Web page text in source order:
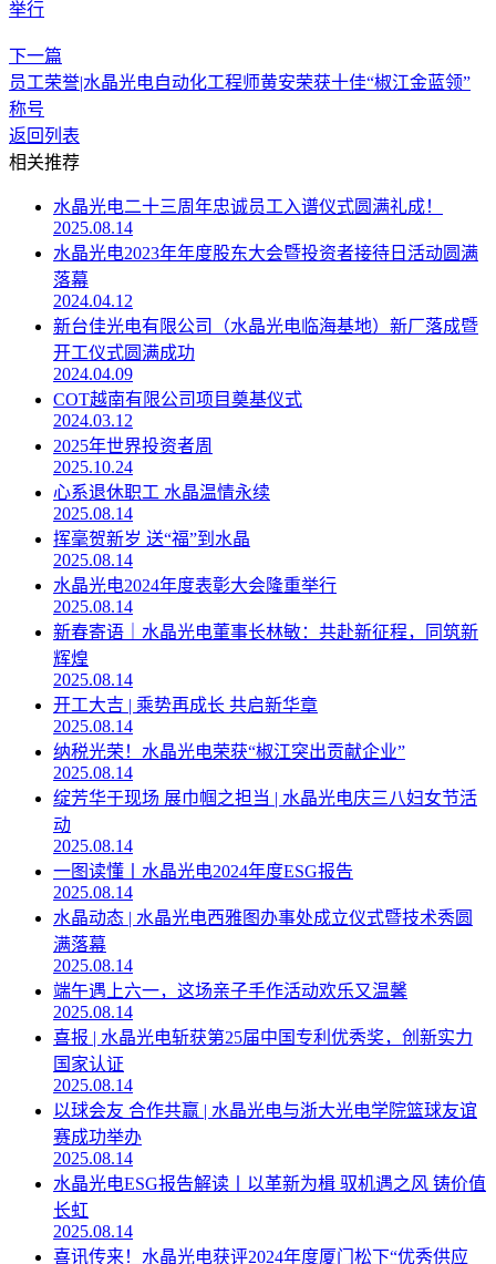
举行
下一篇
员工荣誉|水晶光电自动化工程师黄安荣获十佳“椒江金蓝领”
称号
返回列表
相关推荐
水晶光电二十三周年忠诚员工入谱仪式圆满礼成！
2025.08.14
水晶光电2023年年度股东大会暨投资者接待日活动圆满
落幕
2024.04.12
新台佳光电有限公司（水晶光电临海基地）新厂落成暨
开工仪式圆满成功
2024.04.09
COT越南有限公司项目奠基仪式
2024.03.12
2025年世界投资者周
2025.10.24
心系退休职工 水晶温情永续
2025.08.14
挥毫贺新岁 送“福”到水晶
2025.08.14
水晶光电2024年度表彰大会隆重举行
2025.08.14
新春寄语｜水晶光电董事长林敏：共赴新征程，同筑新
辉煌
2025.08.14
开工大吉 | 乘势再成长 共启新华章
2025.08.14
纳税光荣！水晶光电荣获“椒江突出贡献企业”
2025.08.14
绽芳华于现场 展巾帼之担当 | 水晶光电庆三八妇女节活
动
2025.08.14
一图读懂丨水晶光电2024年度ESG报告
2025.08.14
水晶动态 | 水晶光电西雅图办事处成立仪式暨技术秀圆
满落幕
2025.08.14
端午遇上六一，这场亲子手作活动欢乐又温馨
2025.08.14
喜报 | 水晶光电斩获第25届中国专利优秀奖，创新实力
国家认证
2025.08.14
以球会友 合作共赢 | 水晶光电与浙大光电学院篮球友谊
赛成功举办
2025.08.14
水晶光电ESG报告解读丨以革新为楫 驭机遇之风 铸价值
长虹
2025.08.14
喜讯传来！水晶光电获评2024年度厦门松下“优秀供应